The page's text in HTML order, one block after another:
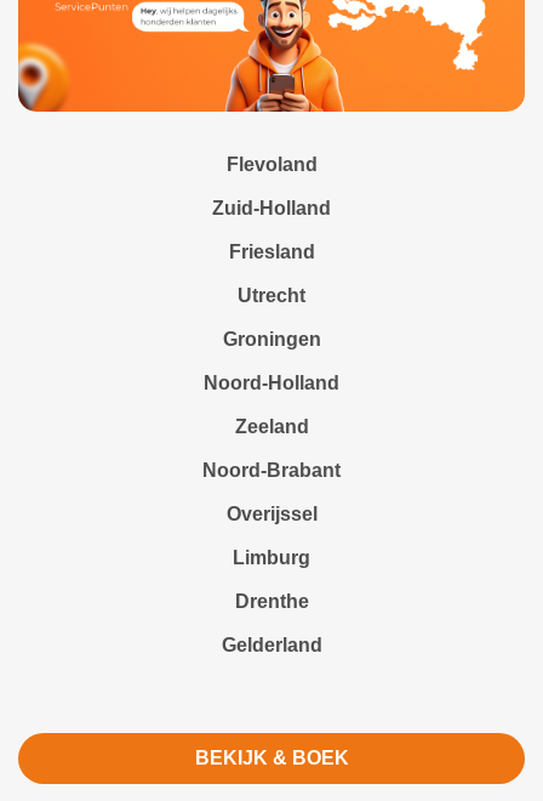
Flevoland
Zuid-Holland
Friesland
Utrecht
Groningen
Noord-Holland
Zeeland
Noord-Brabant
Overijssel
Limburg
Drenthe
Gelderland
BEKIJK & BOEK